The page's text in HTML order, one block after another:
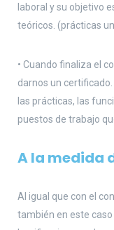
laboral y su objetivo
teóricos. (prácticas
• Cuando finaliza el
darnos un
las prácticas, las
puestos de trabajo
A la medida
Al igual que con el
también en este